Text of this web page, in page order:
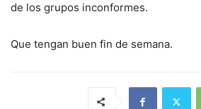
de los grupos inconformes.
Que tengan buen fin de semana.